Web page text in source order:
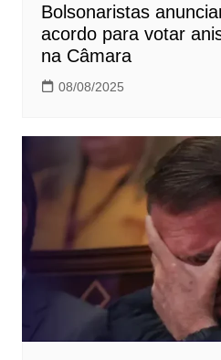
Bolsonaristas
acordo para votar
na Câmara
08/08/2025